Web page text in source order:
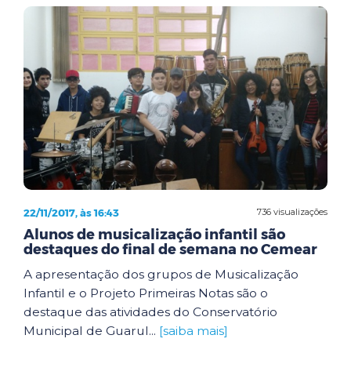
736 visualizações
22/11/2017, às 16:43
Alunos de musicalização infantil são
destaques do final de semana no Cemear
A apresentação dos grupos de Musicalização
Infantil e o Projeto Primeiras Notas são o
destaque das atividades do Conservatório
Municipal de Guarul... [saiba mais]